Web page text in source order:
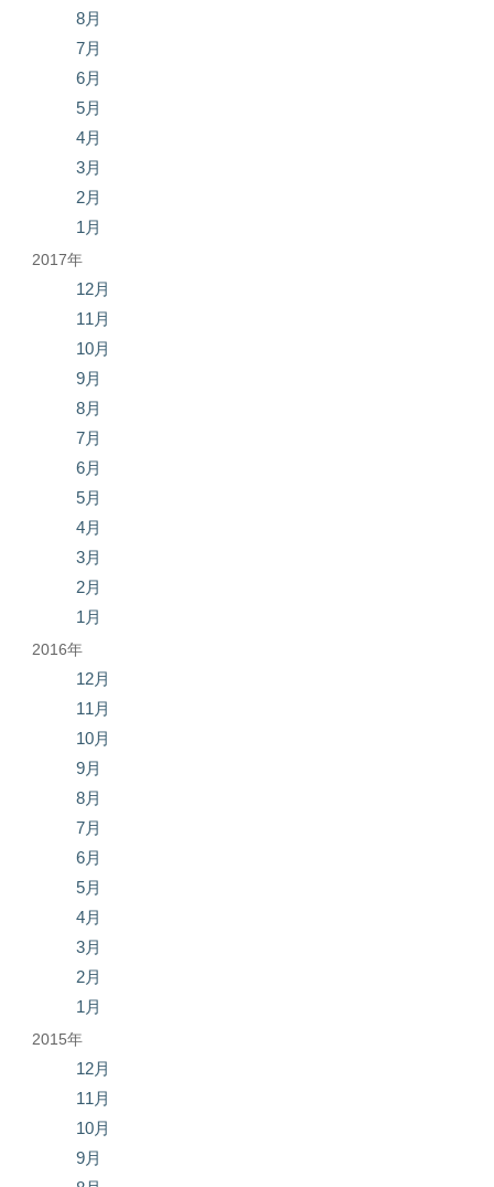
8月
7月
6月
5月
4月
3月
2月
1月
2017年
12月
11月
10月
9月
8月
7月
6月
5月
4月
3月
2月
1月
2016年
12月
11月
10月
9月
8月
7月
6月
5月
4月
3月
2月
1月
2015年
12月
11月
10月
9月